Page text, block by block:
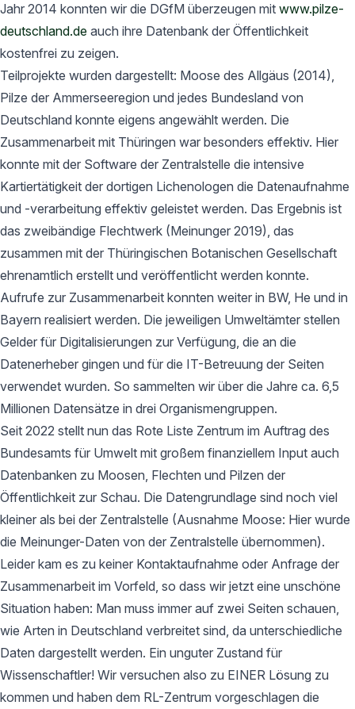
Jahr 2014 konnten wir die DGfM überzeugen mit www.pilze-
deutschland.de auch ihre Datenbank der Öffentlichkeit
kostenfrei zu zeigen.
Teilprojekte wurden dargestellt: Moose des Allgäus (2014),
Pilze der Ammerseeregion und jedes Bundesland von
Deutschland konnte eigens angewählt werden. Die
Zusammenarbeit mit Thüringen war besonders effektiv. Hier
konnte mit der Software der Zentralstelle die intensive
Kartiertätigkeit der dortigen Lichenologen die Datenaufnahme
und -verarbeitung effektiv geleistet werden. Das Ergebnis ist
das zweibändige Flechtwerk (Meinunger 2019), das
zusammen mit der Thüringischen Botanischen Gesellschaft
ehrenamtlich erstellt und veröffentlicht werden konnte.
Aufrufe zur Zusammenarbeit konnten weiter in BW, He und in
Bayern realisiert werden. Die jeweiligen Umweltämter stellen
Gelder für Digitalisierungen zur Verfügung, die an die
Datenerheber gingen und für die IT-Betreuung der Seiten
verwendet wurden. So sammelten wir über die Jahre ca. 6,5
Millionen Datensätze in drei Organismengruppen.
Seit 2022 stellt nun das Rote Liste Zentrum im Auftrag des
Bundesamts für Umwelt mit großem finanziellem Input auch
Datenbanken zu Moosen, Flechten und Pilzen der
Öffentlichkeit zur Schau. Die Datengrundlage sind noch viel
kleiner als bei der Zentralstelle (Ausnahme Moose: Hier wurde
die Meinunger-Daten von der Zentralstelle übernommen).
Leider kam es zu keiner Kontaktaufnahme oder Anfrage der
Zusammenarbeit im Vorfeld, so dass wir jetzt eine unschöne
Situation haben: Man muss immer auf zwei Seiten schauen,
wie Arten in Deutschland verbreitet sind, da unterschiedliche
Daten dargestellt werden. Ein unguter Zustand für
Wissenschaftler! Wir versuchen also zu EINER Lösung zu
kommen und haben dem RL-Zentrum vorgeschlagen die